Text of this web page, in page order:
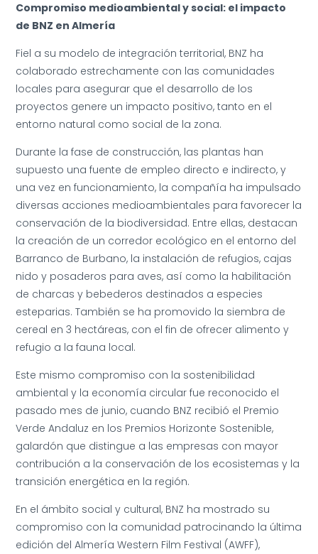
Compromiso medioambiental y social: el impacto
de BNZ en Almería
Fiel a su modelo de integración territorial, BNZ ha
colaborado estrechamente con las comunidades
locales para asegurar que el desarrollo de los
proyectos genere un impacto positivo, tanto en el
entorno natural como social de la zona.
Durante la fase de construcción, las plantas han
supuesto una fuente de empleo directo e indirecto, y
una vez en funcionamiento, la compañía ha impulsado
diversas acciones medioambientales para favorecer la
conservación de la biodiversidad. Entre ellas, destacan
la creación de un corredor ecológico en el entorno del
Barranco de Burbano, la instalación de refugios, cajas
nido y posaderos para aves, así como la habilitación
de charcas y bebederos destinados a especies
esteparias. También se ha promovido la siembra de
cereal en 3 hectáreas, con el fin de ofrecer alimento y
refugio a la fauna local.
Este mismo compromiso con la sostenibilidad
ambiental y la economía circular fue reconocido el
pasado mes de junio, cuando BNZ recibió el Premio
Verde Andaluz en los Premios Horizonte Sostenible,
galardón que distingue a las empresas con mayor
contribución a la conservación de los ecosistemas y la
transición energética en la región.
En el ámbito social y cultural, BNZ ha mostrado su
compromiso con la comunidad patrocinando la última
edición del Almería Western Film Festival (AWFF),